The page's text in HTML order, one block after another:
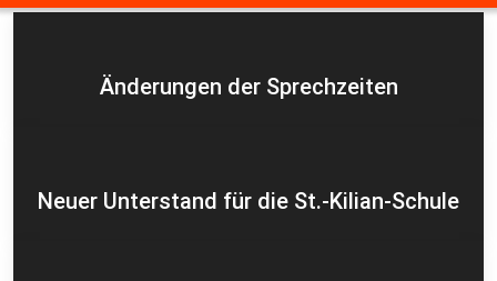
Änderungen der Sprechzeiten
Neuer Unterstand für die St.-Kilian-Schule